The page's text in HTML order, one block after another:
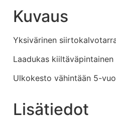
Kuvaus
Yksivärinen
Laadukas
Ulkokesto vähintään 5-
Lisätiedot